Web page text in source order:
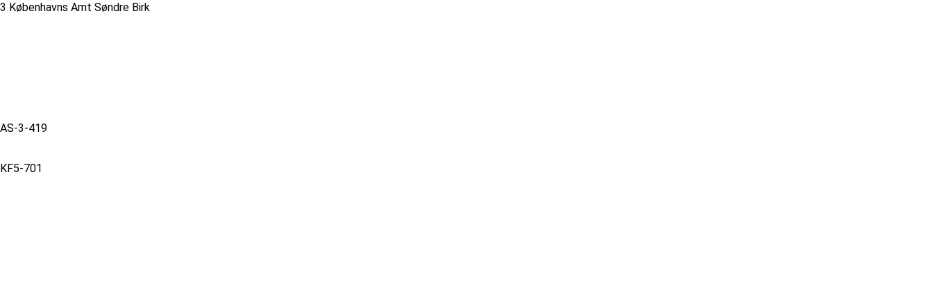
3 Københavns Amt Søndre Birk
AS-3-419
KF5-701